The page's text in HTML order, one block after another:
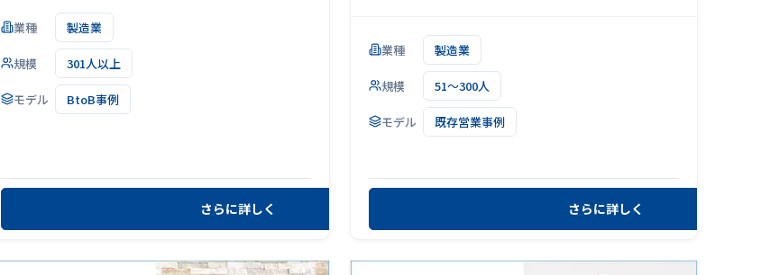
業種 製造業
規模 301人以上
モデル BtoB事例
さらに詳しく
業種 製造業
規模 51～300人
モデル 既存営業事例
さらに詳しく